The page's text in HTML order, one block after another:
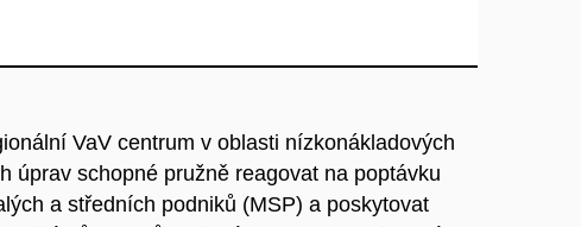
VaV centrum v oblasti nízkonákladových
úprav schopné pružně reagovat na poptávku
a středních podniků (MSP) a poskytovat